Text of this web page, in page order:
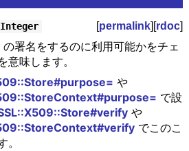
Integer [permalink][rdoc]
署名をするのに利用可能かをチェ
意味します。
や
で設
や
でこのこ
。